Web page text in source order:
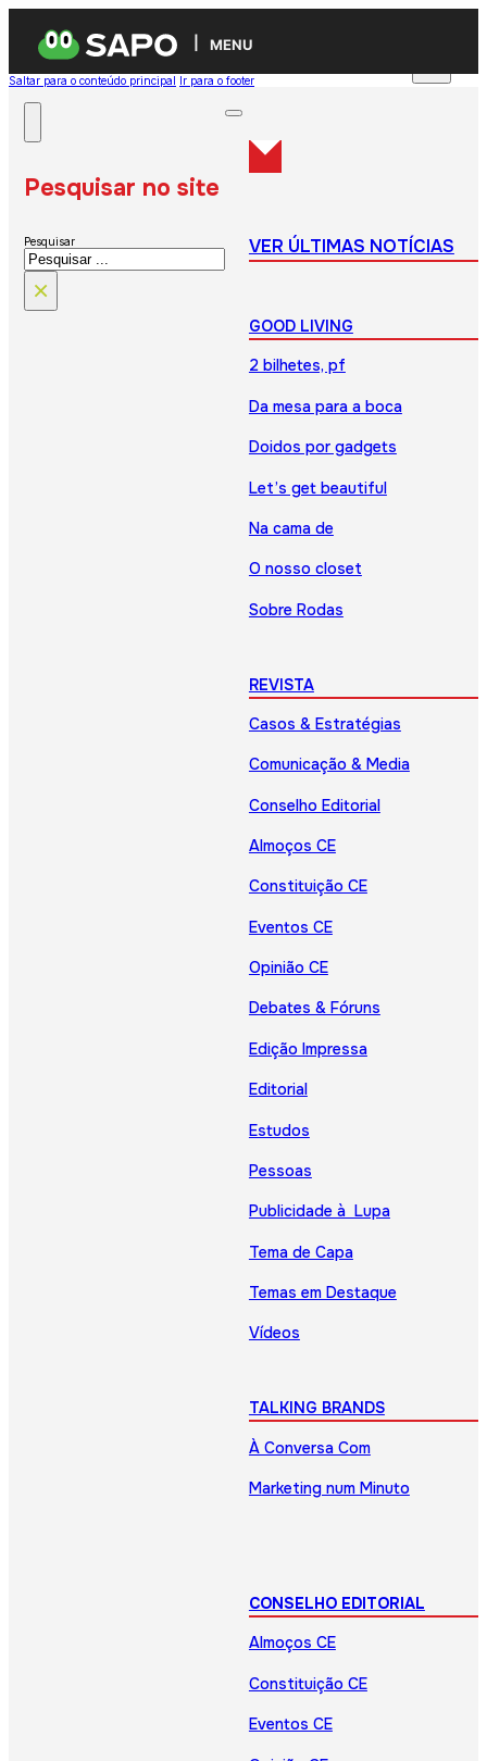
MENU
Saltar para o conteúdo principal Ir para o footer
Pesquisar no site
Pesquisar
×
VER ÚLTIMAS NOTÍCIAS
GOOD LIVING
2 bilhetes, pf
Da mesa para a boca
Doidos por gadgets
Let’s get beautiful
Na cama de
O nosso closet
Sobre Rodas
REVISTA
Casos & Estratégias
Comunicação & Media
Conselho Editorial
Almoços CE
Constituição CE
Eventos CE
Opinião CE
Debates & Fóruns
Edição Impressa
Editorial
Estudos
Pessoas
Publicidade à Lupa
Tema de Capa
Temas em Destaque
Vídeos
TALKING BRANDS
À Conversa Com
Marketing num Minuto
CONSELHO EDITORIAL
Almoços CE
Constituição CE
Eventos CE